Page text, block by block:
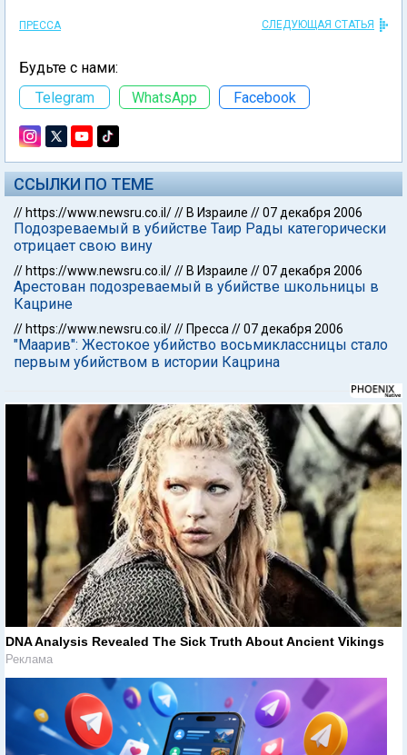
ПРЕССА СЛЕДУЮЩАЯ СТАТЬЯ
Будьте с нами:
Telegram
WhatsApp Facebook
ССЫЛКИ ПО ТЕМЕ
// https://www.newsru.co.il/// В Израиле //07 декабря 2006
Подозреваемый в убийстве Таир Рады категорически
отрицает свою вину
// https://www.newsru.co.il/// В Израиле //07 декабря 2006
Арестован подозреваемый в убийстве школьницы в
Кацрине
// https://www.newsru.co.il/// Пресса //07 декабря 2006
"Маарив": Жестокое убийство восьмиклассницы стало
первым убийством в истории Кацрина
DNA Analysis Revealed The Sick Truth About Ancient Vikings
Реклама